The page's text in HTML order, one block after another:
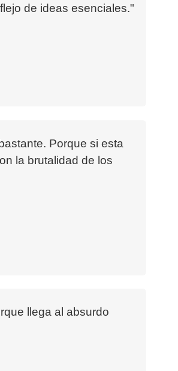
de ideas esenciales."
Porque si esta
la brutalidad de los
llega al absurdo